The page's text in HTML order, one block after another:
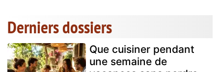
Derniers dossiers
Que cuisiner pendant
une semaine de